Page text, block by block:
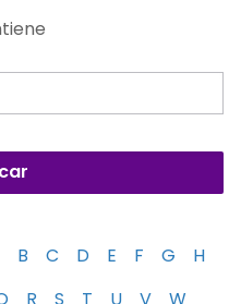
B C D E F G
H